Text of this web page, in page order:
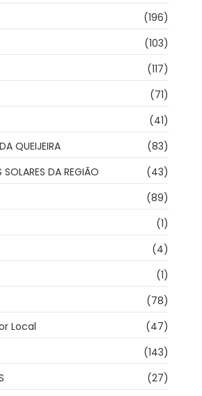
(196)
(103)
(117)
(71)
(41)
QUEIJEIRA
(83)
SOLARES DA REGIÃO
(43)
(89)
(1)
(4)
(1)
(78)
Local
(47)
(143)
(27)